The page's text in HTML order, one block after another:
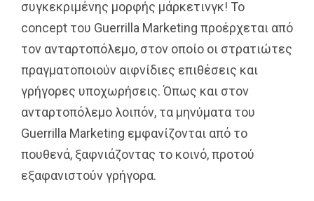
συγκεκριμένης μορφής μάρκετινγκ! Το
concept του Guerrilla Marketing προέρχεται από
τον ανταρτοπόλεμο, στον οποίο οι στρατιώτες
πραγματοποιούν αιφνίδιες επιθέσεις και
γρήγορες υποχωρήσεις. Όπως και στον
ανταρτοπόλεμο λοιπόν, τα μηνύματα του
Guerrilla Marketing εμφανίζονται από το
πουθενά, ξαφνιάζοντας το κοινό, προτού
εξαφανιστούν γρήγορα.